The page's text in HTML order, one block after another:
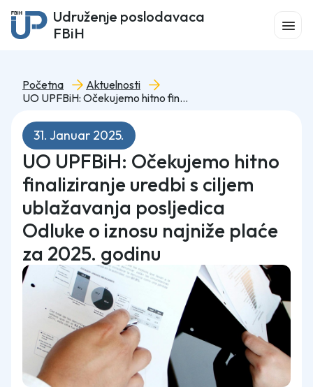
Udruženje poslodavaca
FBiH
Početna
Aktuelnosti
UO UPFBiH: Očekujemo hitno finaliziranje uredbi s ciljem ublažavanja posljedica Odluke o iznosu najniže plaće za 2025. godinu
31. Januar 2025.
UO UPFBiH: Očekujemo hitno
finaliziranje uredbi s ciljem
ublažavanja posljedica
Odluke o iznosu najniže plaće
za 2025. godinu